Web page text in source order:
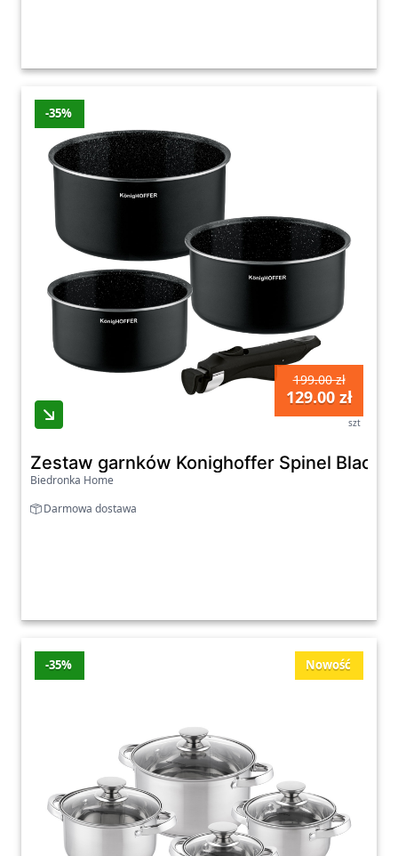
-35%
199.00 zł
129.00 zł
szt
Zestaw garnków Konighoffer Spinel Black,
Biedronka Home
Darmowa dostawa
Nowość
-35%